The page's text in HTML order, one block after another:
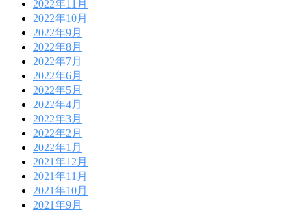
2022年11月
2022年10月
2022年9月
2022年8月
2022年7月
2022年6月
2022年5月
2022年4月
2022年3月
2022年2月
2022年1月
2021年12月
2021年11月
2021年10月
2021年9月